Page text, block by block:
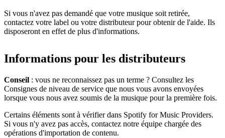
Si vous n'avez pas demandé que votre musique soit retirée,
contactez votre label ou votre distributeur pour obtenir de l'aide. Ils
disposeront en effet de plus d'informations.
Informations pour les distributeurs
Conseil : vous ne reconnaissez pas un terme ? Consultez les
Consignes de niveau de service que nous vous avons envoyées
lorsque vous nous avez soumis de la musique pour la première fois.
Certains éléments sont à vérifier dans Spotify for Music Providers.
Si vous n'y avez pas accès, contactez notre équipe chargée des
opérations d'importation de contenu.